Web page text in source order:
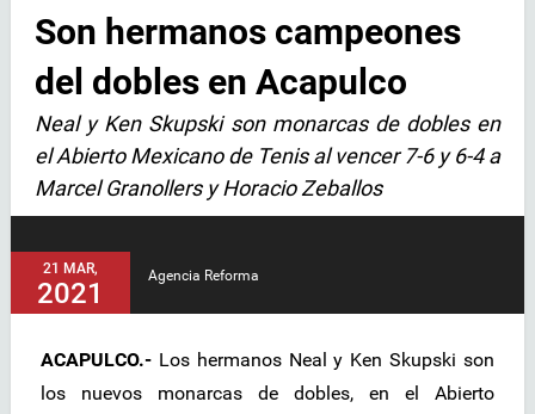
Son hermanos campeones
del dobles en Acapulco
Neal y Ken Skupski son monarcas de dobles en
el Abierto Mexicano de Tenis al vencer 7-6 y 6-4 a
Marcel Granollers y Horacio Zeballos
21 MAR,
2021
Agencia Reforma
ACAPULCO.- Los hermanos Neal y Ken Skupski son
los nuevos monarcas de dobles, en el Abierto